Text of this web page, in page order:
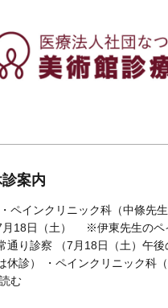
案内
・ペインクリニック科（中條先
7月18日（土） ※伊東先生のペ
通り診察 （7月18日（土）午後
休診） ・ペインクリニック科
診案内” の
む